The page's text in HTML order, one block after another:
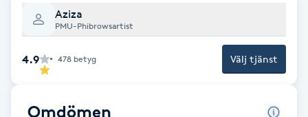
Fotmassage
Fotsvamp
Aziza
PMU-Phibrowsartist
4.9 478 betyg Välj tjänst
Omdömen